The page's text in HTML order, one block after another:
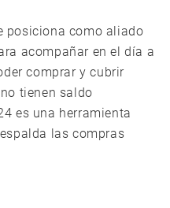
posiciona como aliado
acompañar en el día a
comprar y cubrir
tienen saldo
es una herramienta
las compras